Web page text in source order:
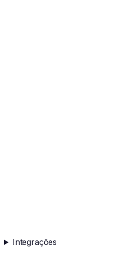
Integrações